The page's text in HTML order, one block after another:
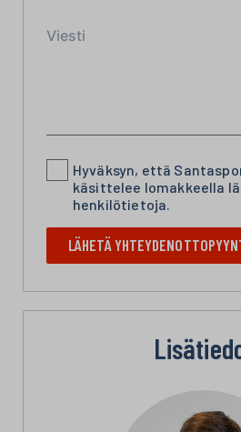
Hyväksyn, että
käsittelee lomakkeella
henkilötietoja.
LÄHETÄ